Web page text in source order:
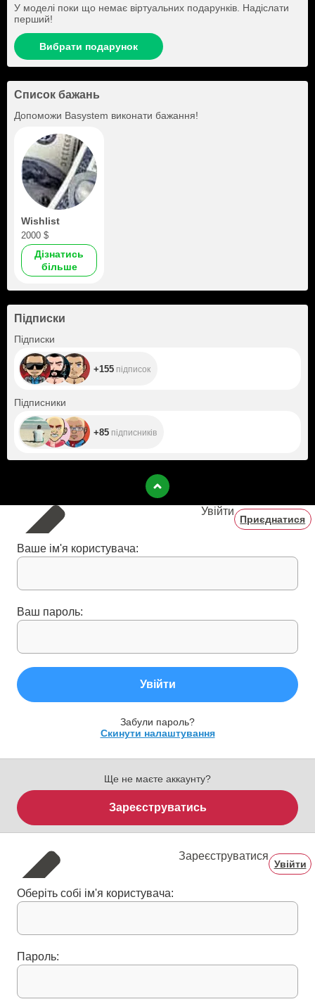
У моделі поки що немає віртуальних подарунків. Надіслати
перший!
Вибрати подарунок
Список бажань
Допоможи Basystem виконати бажання!
Wishlist
2000 $
Дізнатись
більше
Підписки
Підписки
+155 підписок
Підписники
+85 підписників
Увійти
Приєднатися
Ваше ім'я користувача:
Ваш пароль:
Увійти
Забули пароль?
Скинути налаштування
Ще не маєте аккаунту?
Зареєструватись
Зареєструватися
Увійти
Оберіть собі ім'я користувача:
Пароль: